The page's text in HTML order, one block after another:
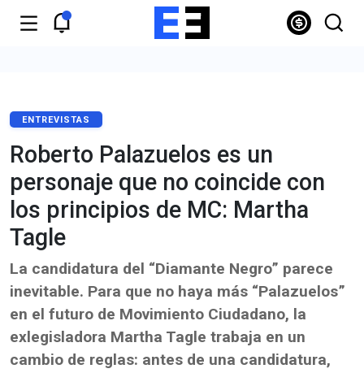
ENTREVISTAS
Roberto Palazuelos es un
personaje que no coincide con
los principios de MC: Martha
Tagle
La candidatura del “Diamante Negro” parece
inevitable. Para que no haya más “Palazuelos”
en el futuro de Movimiento Ciudadano, la
exlegisladora Martha Tagle trabaja en un
cambio de reglas: antes de una candidatura,